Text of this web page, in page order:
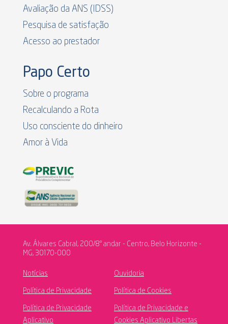
Avaliação da ANS (IDSS)
Pesquisa de satisfação
Acesso ao prestador
Papo Certo
Sobre o programa
Recalculando a Rota
Uso consciente do dinheiro
Amor à Vida
Av. Álvares Cabral, 200/8º andar - Centro, Belo Horizonte -
MG, 30170-000
Notícias Ouvidoria
Política de Privacidade Política de Cookies
Política de Privacidade
Aplicativo
Política de Privacidade e
Cookies Aplicativo Libertas